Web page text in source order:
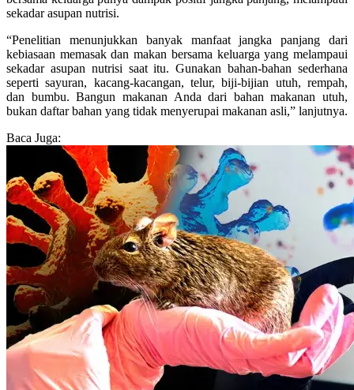
sekadar asupan nutrisi.
“Penelitian menunjukkan banyak manfaat jangka panjang dari
kebiasaan memasak dan makan bersama keluarga yang melampaui
sekadar asupan nutrisi saat itu. Gunakan bahan-bahan sederhana
seperti sayuran, kacang-kacangan, telur, biji-bijian utuh, rempah,
dan bumbu. Bangun makanan Anda dari bahan makanan utuh,
bukan daftar bahan yang tidak menyerupai makanan asli,” lanjutnya.
Baca Juga: